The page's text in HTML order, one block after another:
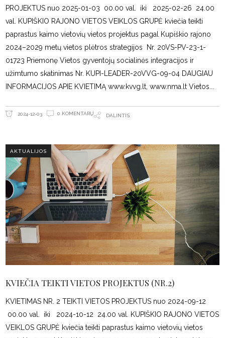
PROJEKTUS nuo 2025-01-03 00.00 val. iki 2025-02-26 24.00
val. KUPIŠKIO RAJONO VIETOS VEIKLOS GRUPĖ kviečia teikti
paprastus kaimo vietovių vietos projektus pagal Kupiškio rajono
2024–2029 metų vietos plėtros strategijos Nr. 20VS-PV-23-1-
01723 Priemonę Vietos gyventojų socialinės integracijos ir
užimtumo skatinimas Nr. KUPI-LEADER-20VVG-09-04 DAUGIAU
INFORMACIJOS APIE KVIETIMĄ www.kvvg.lt, www.nma.lt Vietos
2024-12-03 0 KOMENTARŲ DALINTIS
AKTUALIJOS
KVIEČIA TEIKTI VIETOS PROJEKTUS (NR.2)
KVIETIMAS NR. 2 TEIKTI VIETOS PROJEKTUS nuo 2024-09-12
00.00 val. iki 2024-10-12 24.00 val. KUPIŠKIO RAJONO VIETOS
VEIKLOS GRUPĖ kviečia teikti paprastus kaimo vietovių vietos